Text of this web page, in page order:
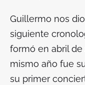
Guillermo nos
siguiente
formó en abril de
mismo año fue
su primer